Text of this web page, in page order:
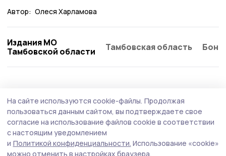
Автор: Олеся Харламова
Издания МО
Тамбовской области
Тамбовская область
На сайте используются cookie-файлы. Продолжая
пользоваться данным сайтом, вы подтверждаете свое
согласие на использование файлов cookie в соответствии
с настоящим уведомлением
и Политикой конфиденциальности. Использование «cookie»
можно отменить в настройках браузера.